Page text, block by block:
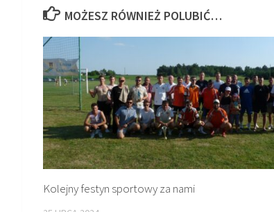
MOŻESZ RÓWNIEŻ POLUBIĆ…
Kolejny festyn sportowy za nami